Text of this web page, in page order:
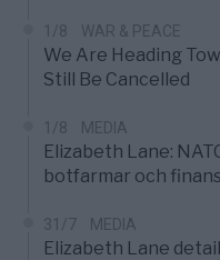
1/8 WAR & PEACE
We Are Heading
Still Be Cancelled
1/8 MEDIA
Elizabeth Lane:
botfarmar och
31/7 MEDIA
Elizabeth Lane